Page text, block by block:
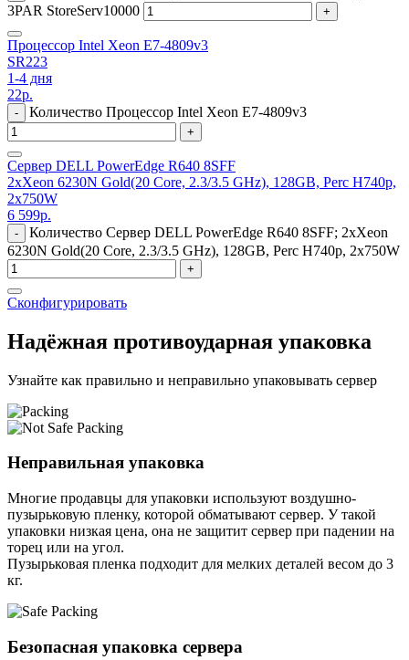
3PAR StoreServ10000
+
Процессор Intel Xeon E7-4809v3
SR223
1-4 дня
22р.
- Количество Процессор Intel Xeon E7-4809v3
+
Сервер DELL PowerEdge R640 8SFF
2xXeon 6230N Gold(20 Core, 2.3/3.5 GHz), 128GB, Perc H740p,
2x750W
6 599р.
-
Количество Сервер DELL PowerEdge R640 8SFF; 2xXeon
6230N Gold(20 Core, 2.3/3.5 GHz), 128GB, Perc H740p, 2x750W
+
Сконфигурировать
Надёжная противоударная упаковка
Узнайте как правильно и неправильно упаковывать сервер
Неправильная упаковка
Многие продавцы для упаковки используют воздушно-
пузырьковую пленку, которой обматывают сервер. У такой
упаковки низкая цена, она не защитит сервер при падении на
торец или на угол.
Пузырьковая пленка подходит для мелких деталей весом до 3
кг.
Безопасная упаковка сервера